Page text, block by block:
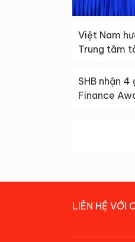
Việt Nam
Trung tâm
SHB nhận
Finance
LIÊN HỆ VỚI